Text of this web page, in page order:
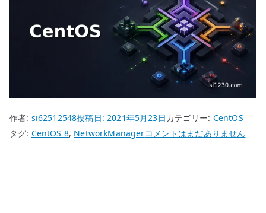
作者: si62512548投稿日:2021年5月23日カテゴリー: CentOS
タグ: CentOS 8, NetworkManagerCentOS
コメントはまだありません